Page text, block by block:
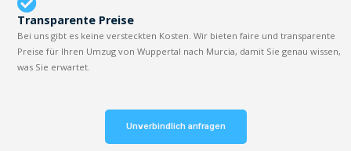
Transparente Preise
Bei uns gibt es keine versteckten Kosten. Wir bieten faire und transparente
Preise für Ihren Umzug von Wuppertal nach Murcia, damit Sie genau wissen,
was Sie erwartet.
Unverbindlich anfragen